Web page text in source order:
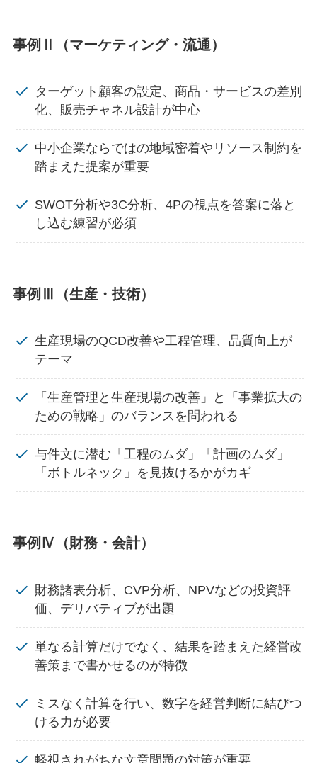
事例Ⅱ（マーケティング・流通）
ターゲット顧客の設定、商品・サービスの差別
化、販売チャネル設計が中心
中小企業ならではの地域密着やリソース制約を
踏まえた提案が重要
SWOT分析や3C分析、4Pの視点を答案に落と
し込む練習が必須
事例Ⅲ（生産・技術）
生産現場のQCD改善や工程管理、品質向上が
テーマ
「生産管理と生産現場の改善」と「事業拡大の
ための戦略」のバランスを問われる
与件文に潜む「工程のムダ」「計画のムダ」
「ボトルネック」を見抜けるかがカギ
事例Ⅳ（財務・会計）
財務諸表分析、CVP分析、NPVなどの投資評
価、デリバティブが出題
単なる計算だけでなく、結果を踏まえた経営改
善策まで書かせるのが特徴
ミスなく計算を行い、数字を経営判断に結びつ
ける力が必要
軽視されがちな文章問題の対策が重要